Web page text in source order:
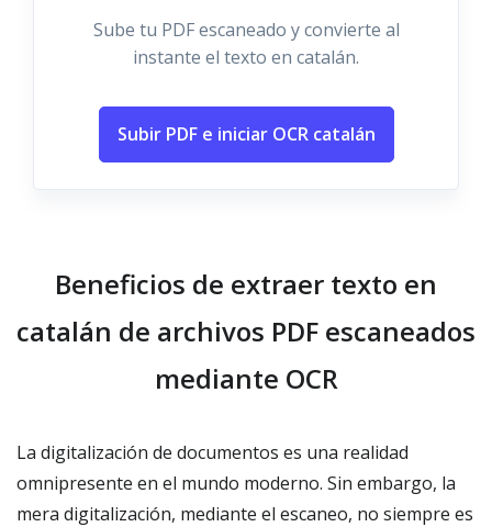
Sube tu PDF escaneado y convierte al
instante el texto en catalán.
Subir PDF e iniciar OCR catalán
Beneficios de extraer texto en
catalán de archivos PDF escaneados
mediante OCR
La digitalización de documentos es una realidad
omnipresente en el mundo moderno. Sin embargo, la
mera digitalización, mediante el escaneo, no siempre es